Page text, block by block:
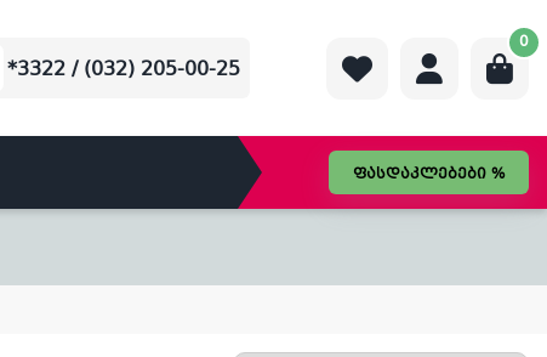
*3322 / (032) 205-00-25
0
ფასდაკლებები %